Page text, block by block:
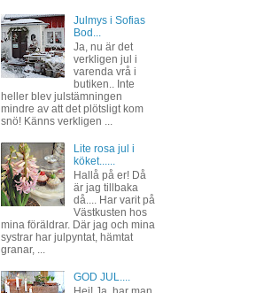
Julmys i Sofias
Bod...
Ja, nu är det
verkligen jul i
varenda vrå i
butiken.. Inte
heller blev julstämningen
mindre av att det plötsligt kom
snö! Känns verkligen ...
Lite rosa jul i
köket......
Hallå på er! Då
är jag tillbaka
då.... Har varit på
Västkusten hos
mina föräldrar. Där jag och mina
systrar har julpyntat, hämtat
granar, ...
GOD JUL....